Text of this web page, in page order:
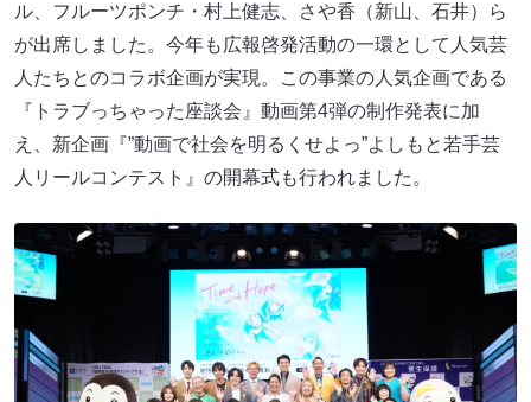
ル、フルーツポンチ・村上健志、さや香（新山、石井）ら
が出席しました。今年も広報啓発活動の一環として人気芸
人たちとのコラボ企画が実現。この事業の人気企画である
『トラブっちゃった座談会』動画第4弾の制作発表に加
え、新企画『”動画で社会を明るくせよっ”よしもと若手芸
人リールコンテスト』の開幕式も行われました。